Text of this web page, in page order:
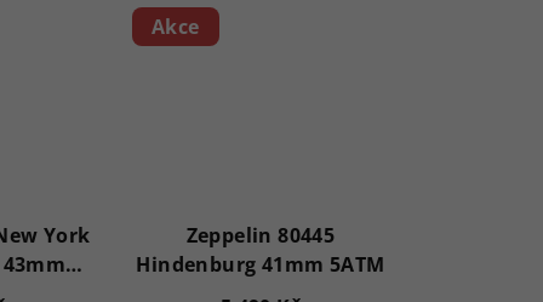
York
Akce
Zeppelin 80445
Hindenburg 41mm 5ATM